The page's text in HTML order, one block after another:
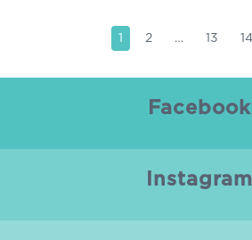
1 2 … 13 14
Facebook
Instagram